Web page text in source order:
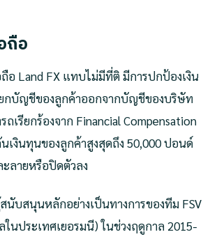
ถือ
อ Land FX แทบไม่มีที่ติ มีการปกป้องเงิน
กบัญชีของลูกค้าออกจากบัญชีของบริษัท
ถเรียกร้องจาก Financial Compensation
เงินทุนของลูกค้าสูงสุดถึง 50,000 ปอนด์
ลายหรือปิดตัวลง
นับสนุนหลักอย่างเป็นทางการของทีม FSV
นประเทศเยอรมนี) ในช่วงฤดูกาล 2015-